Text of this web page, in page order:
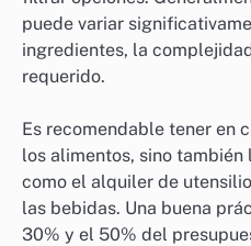
puede variar
ingredientes, la
requerido.
Es recomendable tener en
los alimentos, sino también
como el alquiler de
las bebidas. Una buena
30% y el 50% del